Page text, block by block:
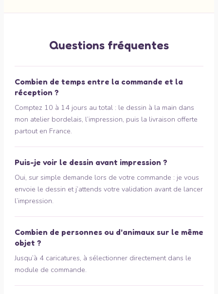
Questions fréquentes
Combien de temps entre la commande et la
réception ?
Comptez 10 à 14 jours au total : le dessin à la main dans
mon atelier bordelais, l’impression, puis la livraison offerte
partout en France.
Puis-je voir le dessin avant impression ?
Oui, sur simple demande lors de votre commande : je vous
envoie le dessin et j’attends votre validation avant de lancer
l’impression.
Combien de personnes ou d’animaux sur le même
objet ?
Jusqu’à 4 caricatures, à sélectionner directement dans le
module de commande.